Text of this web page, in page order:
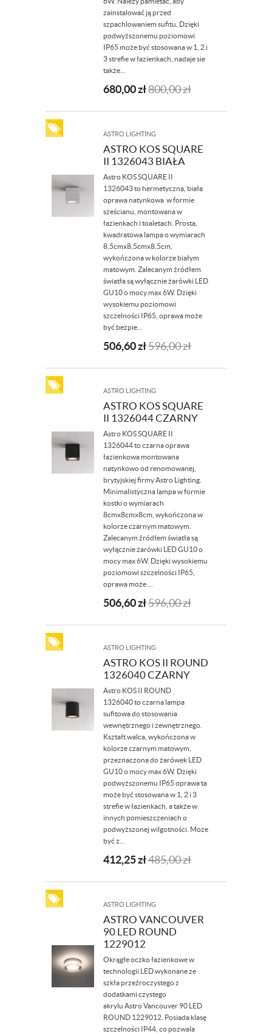
zainstalować ją przed
szpachlowaniem sufitu. Dzięki
podwyższonemu poziomowi
IP65 może być stosowana w 1, 2 i
3 strefie w łazienkach, nadaje sie
także...
680,00zł800,00zł
ASTRO LIGHTING
ASTRO KOS SQUARE
II 1326043 BIAŁA
Astro KOS SQUARE II
1326043 to hermetyczna, biała
oprawa natynkowa w formie
sześcianu, montowana w
łazienkach i toaletach. Prosta,
kwadratowa lampa o wymiarach
8,5cmx8,5cmx8,5cm,
wykończona w kolorze białym
matowym. Zalecanym źródłem
światła są wyłącznie żarówki LED
GU10 o mocy max 6W. Dzięki
wysokiemu poziomowi
szczelności IP65, oprawa może
być bezpie...
506,60zł596,00zł
ASTRO LIGHTING
ASTRO KOS SQUARE
II 1326044 CZARNY
Astro KOS SQUARE II
1326044 to czarna oprawa
łazienkowa montowana
natynkowo od renomowanej,
brytyjskiej firmy Astro Lighting.
Minimalistyczna lampa w formie
kostki o wymiarach
8cmx8cmx8cm, wykończona w
kolorze czarnym matowym.
Zalecanym źródłem światła są
wyłącznie żarówki LED GU10 o
mocy max 6W. Dzięki wysokiemu
poziomowi szczelności IP65,
oprawa może ...
506,60zł596,00zł
ASTRO LIGHTING
ASTRO KOS II ROUND
1326040 CZARNY
Astro KOS II ROUND
1326040 to czarna lampa
sufitowa do stosowania
wewnętrznego i zewnętrznego.
Kształt walca, wykończona w
kolorze czarnym matowym,
przeznaczona do żarówek LED
GU10 o mocy max 6W. Dzięki
podwyższonemu IP65 oprawa ta
może być stosowana w 1, 2 i 3
strefie w łazienkach, a także w
innych pomieszczeniach o
podwyższonej wilgotności. Moze
być z...
412,25zł485,00zł
ASTRO LIGHTING
ASTRO VANCOUVER
90 LED ROUND
1229012
Okrągłe oczko łazienkowe w
technologii LED wykonane ze
szkła przeźroczystego z
dodatkami czystego
akrylu Astro Vancouver 90 LED
ROUND 1229012. Posiada klasę
szczelności IP44, co pozwala